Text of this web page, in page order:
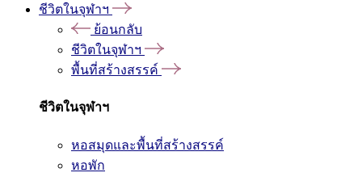
ชีวิตในจุฬาฯ
ย้อนกลับ
ชีวิตในจุฬาฯ
พื้นที่สร้างสรรค์
ชีวิตในจุฬาฯ
หอสมุดและพื้นที่สร้างสรรค์
หอพัก